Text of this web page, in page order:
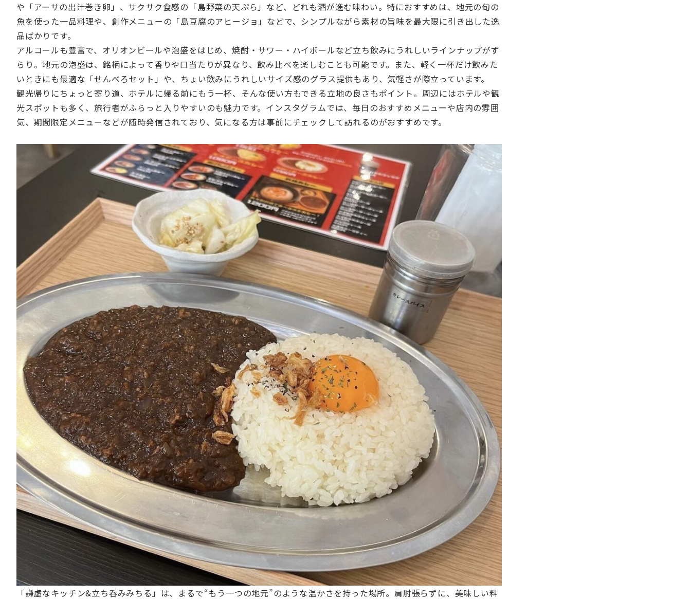
や「アーサの出汁巻き卵」、サクサク食感の「島野菜の天ぷら」など、どれも酒が進む味わい。特におすすめは、地元の旬の
魚を使った一品料理や、創作メニューの「島豆腐のアヒージョ」などで、シンプルながら素材の旨味を最大限に引き出した逸
品ばかりです。
アルコールも豊富で、オリオンビールや泡盛をはじめ、焼酎・サワー・ハイボールなど立ち飲みにうれしいラインナップがず
らり。地元の泡盛は、銘柄によって香りや口当たりが異なり、飲み比べを楽しむことも可能です。また、軽く一杯だけ飲みた
いときにも最適な「せんべろセット」や、ちょい飲みにうれしいサイズ感のグラス提供もあり、気軽さが際立っています。
観光帰りにちょっと寄り道、ホテルに帰る前にもう一杯、そんな使い方もできる立地の良さもポイント。周辺にはホテルや観
光スポットも多く、旅行者がふらっと入りやすいのも魅力です。インスタグラムでは、毎日のおすすめメニューや店内の雰囲
気、期間限定メニューなどが随時発信されており、気になる方は事前にチェックして訪れるのがおすすめです。
「謙虚なキッチン&立ち呑みみちる」は、まるで“もう一つの地元”のような温かさを持った場所。肩肘張らずに、美味しい料